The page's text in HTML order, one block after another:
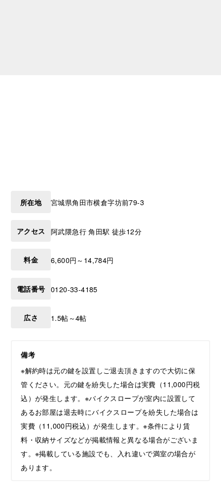
所在地 宮城県角田市横倉字坊前79-3
アクセス 阿武隈急行 角田駅 徒歩12分
料金 6,600円～14,784円
電話番号 0120-33-4185
広さ 1.5帖～4帖
備考
※解約時は元の鍵を設置しご退去頂きますので大切に保
管ください。元の鍵を紛失した場合は実費（11,000円税
込）が発生します。※バイクスロープが室内に設置して
あるお部屋は退去時にバイクスロープを紛失した場合は
実費（11,000円税込）が発生します。※条件により賃
料・収納サイズなどが掲載情報と異なる場合がございま
す。※掲載している施設でも、入れ違いで満室の場合が
あります。